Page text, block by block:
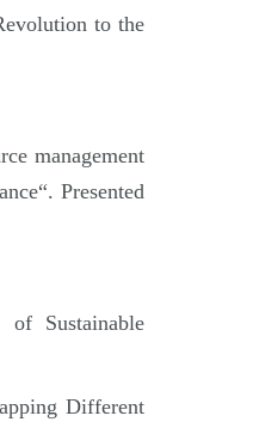
to the
management
Presented
Sustainable
Different